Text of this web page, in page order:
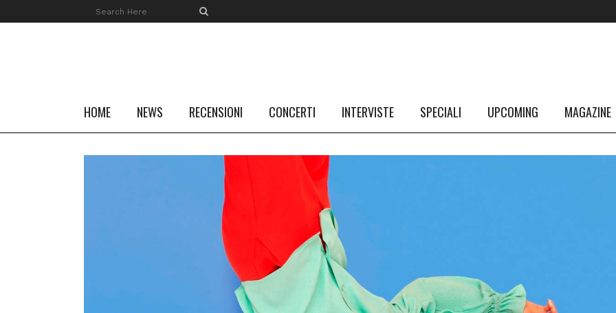
HOME NEWS RECENSIONI CONCERTI INTERVISTE SPECIALI UPCOMING MAGAZINE